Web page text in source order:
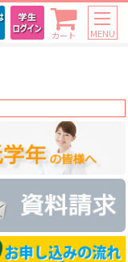
カート MENU